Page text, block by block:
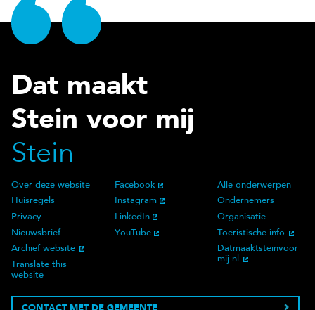
Dat maakt
Stein voor mij
Stein
Over deze website
Over deze website
Huisregels
Privacy
Nieuwsbrief
Archief website
Translate this
website
Social Media
Facebook
Instagram
LinkedIn
YouTube
Alle onderwerpen
Ondernemers
Organisatie
Toeristische info
Datmaaktsteinvoor
mij.nl
CONTACT MET DE GEMEENTE